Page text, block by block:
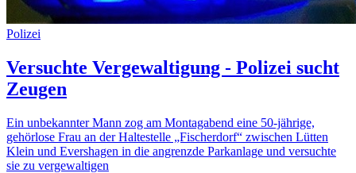
Polizei
Versuchte Vergewaltigung - Polizei sucht
Zeugen
Ein unbekannter Mann zog am Montagabend eine 50-jährige,
gehörlose Frau an der Haltestelle „Fischerdorf“ zwischen Lütten
Klein und Evershagen in die angrenzde Parkanlage und versuchte
sie zu vergewaltigen